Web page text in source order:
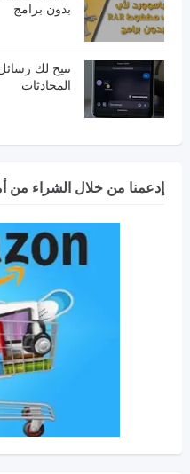
بدون برامج
تتيح لك
المحادثات
إدعمنا من خلال الشراء من